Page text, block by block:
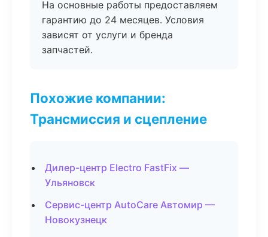
На основные работы предоставляем
гарантию до 24 месяцев. Условия
зависят от услуги и бренда
запчастей.
Похожие компании:
Трансмиссия и сцепление
Дилер-центр Electro FastFix —
Ульяновск
Сервис-центр AutoCare Автомир —
Новокузнецк